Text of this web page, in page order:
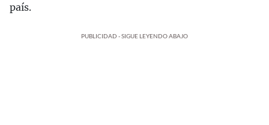
país.
PUBLICIDAD - SIGUE LEYENDO ABAJO